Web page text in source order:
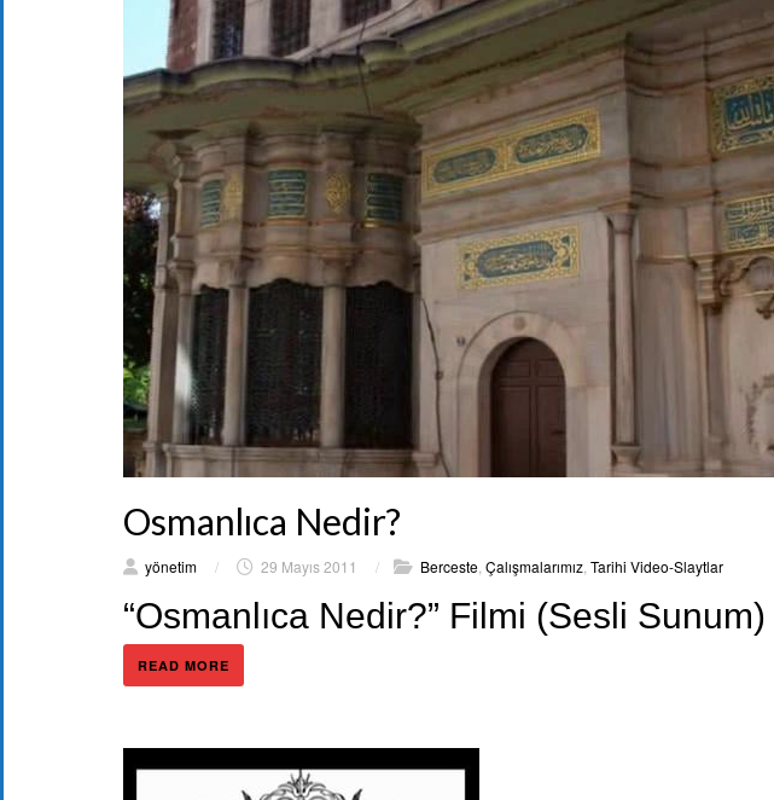
Osmanlıca Nedir?
yönetim / 29 Mayıs 2011 / Berceste Çalışmalarımız Tarihi Video-Slaytlar
“Osmanlıca Nedir?” Filmi (Sesli Sunum)
READ MORE